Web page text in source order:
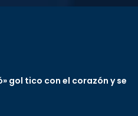
gol tico con el corazón y se